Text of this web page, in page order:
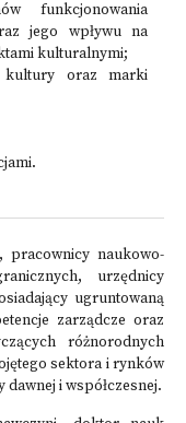
funkcjonowania
jego wpływu na
kulturalnymi;
kultury oraz marki
naukowo-
urzędnicy
ugruntowaną
zarządcze oraz
różnorodnych
sektora i rynków
i współczesnej.